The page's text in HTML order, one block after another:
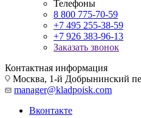
Телефоны
8 800 775-70-59
+7 495 255-38-59
+7 926 383-96-13
Заказать звонок
Контактная информация
Москва, 1-й Добрынинский
manager@kladpoisk.com
Вконтакте